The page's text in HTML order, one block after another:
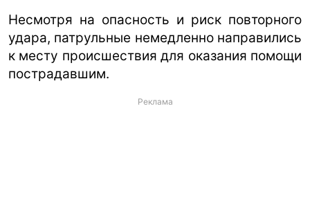
Несмотря на опасность и риск повторного
удара, патрульные немедленно направились
к месту происшествия для оказания помощи
пострадавшим.
Реклама